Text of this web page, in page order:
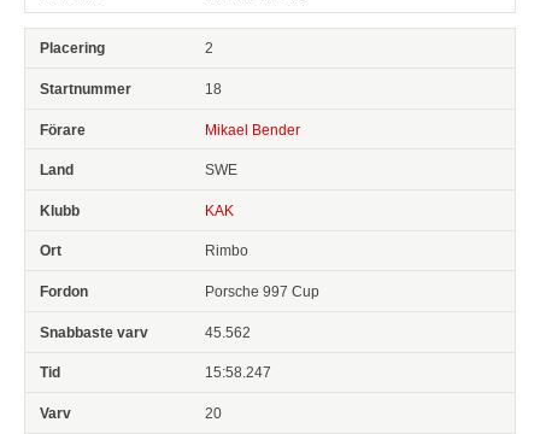
2
18
Mikael Bender
SWE
KAK
Rimbo
Porsche 997 Cup
45.562
15:58.247
20